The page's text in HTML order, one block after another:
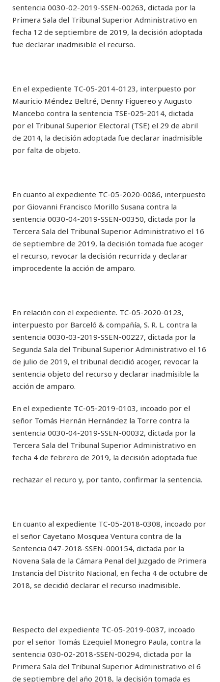
sentencia 0030-02-2019-SSEN-00263, dictada por la
Primera Sala del Tribunal Superior Administrativo en
fecha 12 de septiembre de 2019, la decisión adoptada
fue declarar inadmisible el recurso.
En el expediente TC-05-2014-0123, interpuesto por
Mauricio Méndez Beltré, Denny Figuereo y Augusto
Mancebo contra la sentencia TSE-025-2014, dictada
por el Tribunal Superior Electoral (TSE) el 29 de abril
de 2014, la decisión adoptada fue declarar inadmisible
por falta de objeto.
En cuanto al expediente TC-05-2020-0086, interpuesto
por Giovanni Francisco Morillo Susana contra la
sentencia 0030-04-2019-SSEN-00350, dictada por la
Tercera Sala del Tribunal Superior Administrativo el 16
de septiembre de 2019, la decisión tomada fue acoger
el recurso, revocar la decisión recurrida y declarar
improcedente la acción de amparo.
En relación con el expediente. TC-05-2020-0123,
interpuesto por Barceló & compañía, S. R. L. contra la
sentencia 0030-03-2019-SSEN-00227, dictada por la
Segunda Sala del Tribunal Superior Administrativo el 16
de julio de 2019, el tribunal decidió acoger, revocar la
sentencia objeto del recurso y declarar inadmisible la
acción de amparo.
En el expediente TC-05-2019-0103, incoado por el
señor Tomás Hernán Hernández la Torre contra la
sentencia 0030-04-2019-SSEN-00032, dictada por la
Tercera Sala del Tribunal Superior Administrativo en
fecha 4 de febrero de 2019, la decisión adoptada fue
rechazar el recuro y, por tanto, confirmar la sentencia.
En cuanto al expediente TC-05-2018-0308, incoado por
el señor Cayetano Mosquea Ventura contra de la
Sentencia 047-2018-SSEN-000154, dictada por la
Novena Sala de la Cámara Penal del Juzgado de Primera
Instancia del Distrito Nacional, en fecha 4 de octubre de
2018, se decidió declarar el recurso inadmisible.
Respecto del expediente TC-05-2019-0037, incoado
por el señor Tomás Ezequiel Monegro Paula, contra la
sentencia 030-02-2018-SSEN-00294, dictada por la
Primera Sala del Tribunal Superior Administrativo el 6
de septiembre del año 2018, la decisión tomada es